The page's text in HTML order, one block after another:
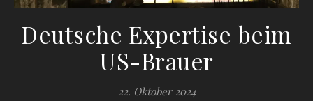
Deutsche Expertise beim
US-Brauer
22. Oktober 2024